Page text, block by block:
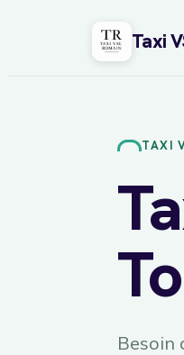
Taxi
TAXI
Besoin